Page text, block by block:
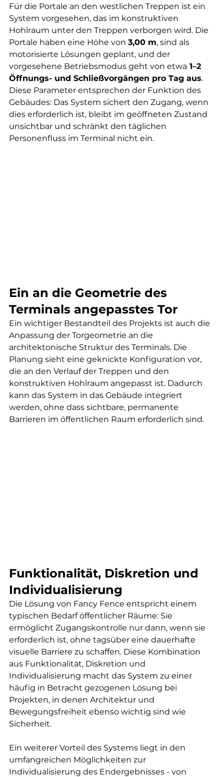
Für die Portale an den westlichen Treppen ist ein
System vorgesehen, das im konstruktiven
Hohlraum unter den Treppen verborgen wird. Die
Portale haben eine Höhe von 3,00 m, sind als
motorisierte Lösungen geplant, und der
vorgesehene Betriebsmodus geht von etwa 1–2
Öffnungs- und Schließvorgängen pro Tag aus.
Diese Parameter entsprechen der Funktion des
Gebäudes: Das System sichert den Zugang, wenn
dies erforderlich ist, bleibt im geöffneten Zustand
unsichtbar und schränkt den täglichen
Personenfluss im Terminal nicht ein.
Ein an die Geometrie des
Terminals angepasstes Tor
Ein wichtiger Bestandteil des Projekts ist auch die
Anpassung der Torgeometrie an die
architektonische Struktur des Terminals. Die
Planung sieht eine geknickte Konfiguration vor,
die an den Verlauf der Treppen und den
konstruktiven Hohlraum angepasst ist. Dadurch
kann das System in das Gebäude integriert
werden, ohne dass sichtbare, permanente
Barrieren im öffentlichen Raum erforderlich sind.
Funktionalität, Diskretion und
Individualisierung
Die Lösung von Fancy Fence entspricht einem
typischen Bedarf öffentlicher Räume: Sie
ermöglicht Zugangskontrolle nur dann, wenn sie
erforderlich ist, ohne tagsüber eine dauerhafte
visuelle Barriere zu schaffen. Diese Kombination
aus Funktionalität, Diskretion und
Individualisierung macht das System zu einer
häufig in Betracht gezogenen Lösung bei
Projekten, in denen Architektur und
Bewegungsfreiheit ebenso wichtig sind wie
Sicherheit.
Ein weiterer Vorteil des Systems liegt in den
umfangreichen Möglichkeiten zur
Individualisierung des Endergebnisses - von